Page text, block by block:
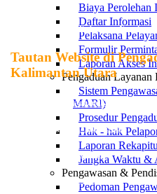
Biaya Perolehan
Daftar Informasi
Pelaksana
Formulir
Laporan Akses
Pengaduan Layanan
Sistem
MARI)
Prosedur
Hak - hak
Laporan
Jangka Waktu &
Pengawasan &
Pedoman
Pemerintah Daerah Kabupaten Nunukan
Tautan Website di
Kalimantan Utara
Pengadilan Tinggi Agama Kalimantan
Pengadilan Agama Tanjung Selor
Pengadilan Agama Tarakan
Pengadilan Agama Nunukan